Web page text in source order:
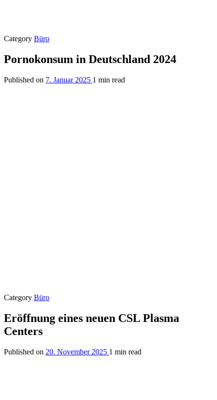
Category Büro
Pornokonsum in Deutschland 2024
Published on 7. Januar 2025 1 min read
Category Büro
Eröffnung eines neuen CSL Plasma
Centers
Published on 20. November 2025 1 min read